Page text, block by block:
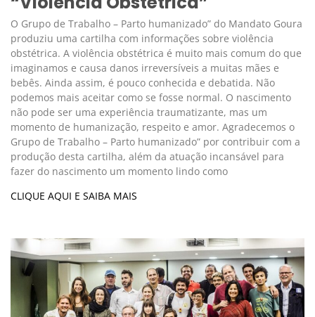
O Grupo de Trabalho – Parto humanizado” do Mandato Goura
produziu uma cartilha com informações sobre violência
obstétrica. A violência obstétrica é muito mais comum do que
imaginamos e causa danos irreversíveis a muitas mães e
bebês. Ainda assim, é pouco conhecida e debatida. Não
podemos mais aceitar como se fosse normal. O nascimento
não pode ser uma experiência traumatizante, mas um
momento de humanização, respeito e amor. Agradecemos o
Grupo de Trabalho – Parto humanizado” por contribuir com a
produção desta cartilha, além da atuação incansável para
fazer do nascimento um momento lindo como
CLIQUE AQUI E SAIBA MAIS